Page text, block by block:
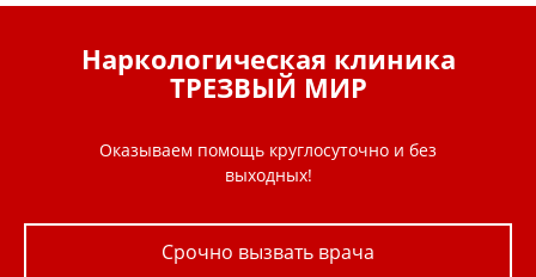
Наркологическая клиника
ТРЕЗВЫЙ МИР
Оказываем помощь круглосуточно и без
выходных!
Срочно вызвать врача